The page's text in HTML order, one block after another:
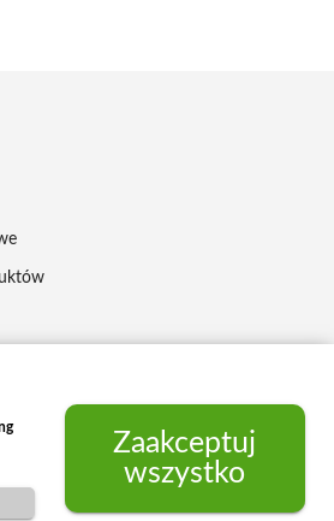
Zaakceptuj
wszystko